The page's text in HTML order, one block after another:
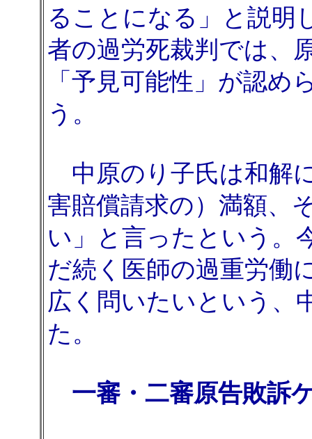
ることになる」と説明
者の過労死裁判では、
「予見可能性」が認
う。
中原のり子氏は和解
害賠償請求の）満額、
い」と言ったという。
だ続く医師の過重労働
広く問いたいという、
た。
一審・二審原告敗訴